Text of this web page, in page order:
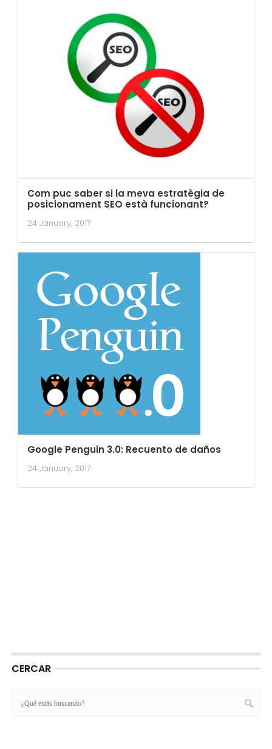
Com puc saber si la meva estratègia de
posicionament SEO està funcionant?
24 January, 2017
Google Penguin 3.0: Recuento de daños
24 January, 2017
CERCAR